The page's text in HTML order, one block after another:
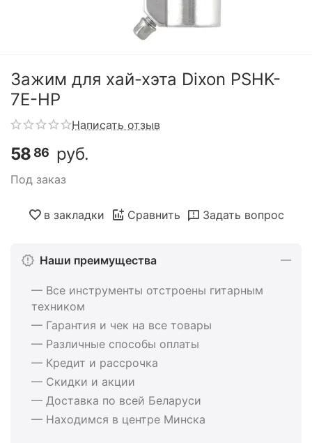
Зажим для хай-хэта Dixon PSHK-
7E-HP
Написать отзыв
58 86 руб.
Под заказ
в закладки Сравнить Задать вопрос
Наши преимущества
— Все инструменты отстроены гитарным
техником
— Гарантия и чек на все товары
— Различные способы оплаты
— Кредит и рассрочка
— Скидки и акции
— Доставка по всей Беларуси
— Находимся в центре Минска